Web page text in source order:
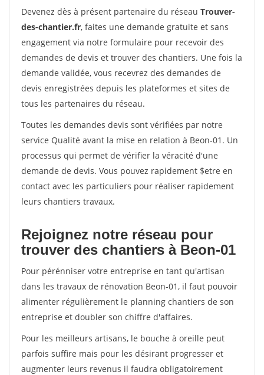
Devenez dès à présent partenaire du réseau Trouver-
des-chantier.fr, faites une demande gratuite et sans
engagement via notre formulaire pour recevoir des
demandes de devis et trouver des chantiers. Une fois la
demande validée, vous recevrez des demandes de
devis enregistrées depuis les plateformes et sites de
tous les partenaires du réseau.
Toutes les demandes devis sont vérifiées par notre
service Qualité avant la mise en relation à Beon-01. Un
processus qui permet de vérifier la véracité d'une
demande de devis. Vous pouvez rapidement $etre en
contact avec les particuliers pour réaliser rapidement
leurs chantiers travaux.
Rejoignez notre réseau pour
trouver des chantiers à Beon-01
Pour pérénniser votre entreprise en tant qu'artisan
dans les travaux de rénovation Beon-01, il faut pouvoir
alimenter régulièrement le planning chantiers de son
entreprise et doubler son chiffre d'affaires.
Pour les meilleurs artisans, le bouche à oreille peut
parfois suffire mais pour les désirant progresser et
augmenter leurs revenus il faudra obligatoirement